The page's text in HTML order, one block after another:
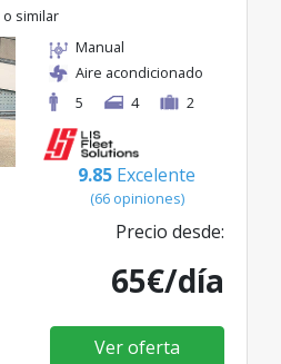
o similar
Manual
Aire acondicionado
5
4 2
9.85 Excelente
(66 opiniones)
Precio desde:
65€/día
Ver oferta